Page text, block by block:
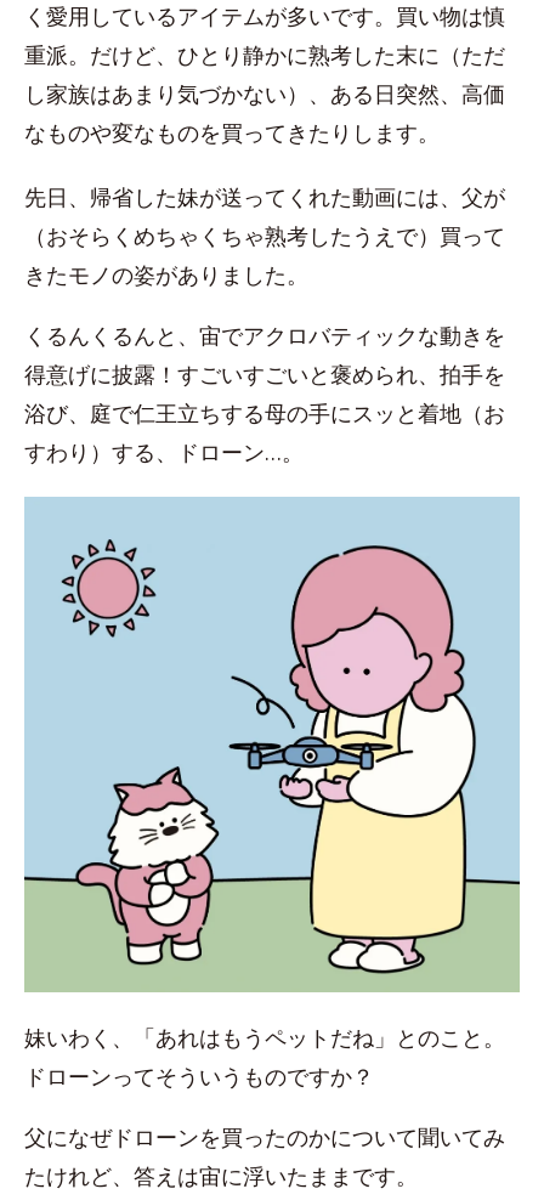
く愛用しているアイテムが多いです。買い物は慎
重派。だけど、ひとり静かに熟考した末に（ただ
し家族はあまり気づかない）、ある日突然、高価
なものや変なものを買ってきたりします。
先日、帰省した妹が送ってくれた動画には、父が
（おそらくめちゃくちゃ熟考したうえで）買って
きたモノの姿がありました。
くるんくるんと、宙でアクロバティックな動きを
得意げに披露！すごいすごいと褒められ、拍手を
浴び、庭で仁王立ちする母の手にスッと着地（お
すわり）する、ドローン…。
妹いわく、「あれはもうペットだね」とのこと。
ドローンってそういうものですか？
父になぜドローンを買ったのかについて聞いてみ
たけれど、答えは宙に浮いたままです。